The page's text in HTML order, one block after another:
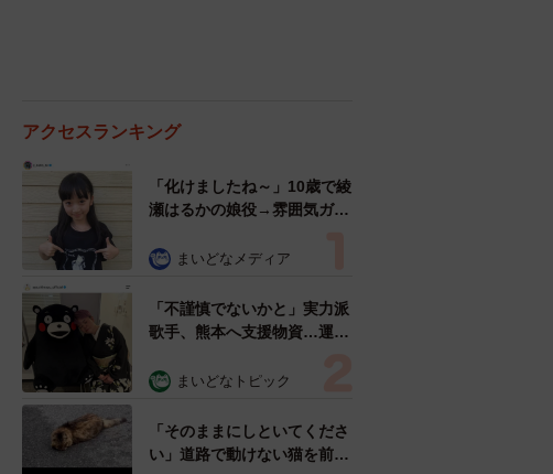
アクセスランキング
「化けましたね～」10歳で綾
瀬はるかの娘役→雰囲気ガラ
雰囲気が」「宝塚に入れそ
まいどなメディア
「不謹慎でないかと」実力派
歌手、熊本へ支援物資…運搬
めらい 「痛いほど伝わる」
まいどなトピック
「そのままにしといてくださ
い」道路で動けない猫を前に